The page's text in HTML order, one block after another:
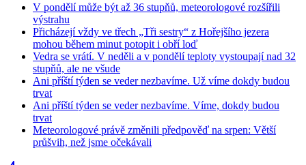
V pondělí může být až 36 stupňů, meteorologové rozšířili
výstrahu
Přicházejí vždy ve třech „Tři sestry“ z Hořejšího jezera
mohou během minut potopit i obří loď
Vedra se vrátí. V neděli a v pondělí teploty vystoupají nad 32
stupňů, ale ne všude
Ani příští týden se veder nezbavíme. Už víme dokdy budou
trvat
Ani příští týden se veder nezbavíme. Víme, dokdy budou
trvat
Meteorologové právě změnili předpověď na srpen: Větší
průšvih, než jsme očekávali